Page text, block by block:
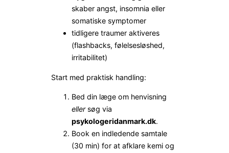
skaber angst, insomnia eller
somatiske symptomer
tidligere traumer aktiveres
(flashbacks, følelsesløshed,
irritabilitet)
Start med praktisk handling:
Bed din læge om henvisning
ellersøg via
psykologeridanmark.dk.
Book en indledende samtale
(30 min) for at afklare kemi og